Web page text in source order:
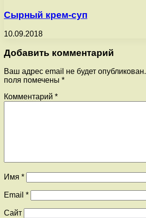
Сырный крем-суп
10.09.2018
Добавить комментарий
Ваш адрес email не будет опубликован.
поля помечены *
Комментарий *
Имя *
Email *
Сайт